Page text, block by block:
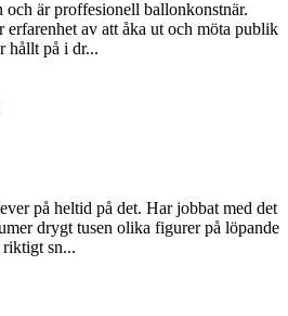
är proffesionell ballonkonstnär.
erfarenhet av att åka ut och möta publik
hållt på i dr...
på heltid på det. Har jobbat med det
drygt tusen olika figurer på löpande
sn...